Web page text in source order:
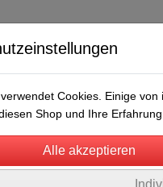
Cookies. Einige
Shop und Ihre Erfahrung